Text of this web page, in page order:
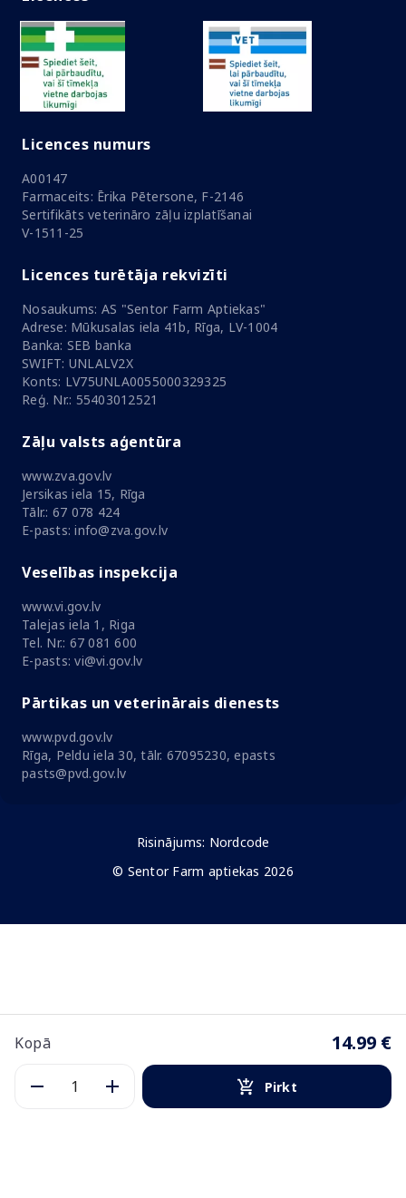
Kopā 14.99 €
Pirkt
Licences numurs
A00147
Farmaceits: Ērika Pētersone, F-2146
Sertifikāts veterināro zāļu izplatīšanai
V-1511-25
Licences turētāja rekvizīti
Nosaukums: AS "Sentor Farm Aptiekas"
Adrese: Mūkusalas iela 41b, Rīga, LV-1004
Banka: SEB banka
SWIFT: UNLALV2X
Konts: LV75UNLA0055000329325
Reģ. Nr.: 55403012521
Zāļu valsts aģentūra
www.zva.gov.lv
Jersikas iela 15, Rīga
Tālr.: 67 078 424
E-pasts: info@zva.gov.lv
Veselības inspekcija
www.vi.gov.lv
Talejas iela 1, Riga
Tel. Nr.: 67 081 600
E-pasts: vi@vi.gov.lv
Pārtikas un veterinārais dienests
www.pvd.gov.lv
Rīga, Peldu iela 30, tālr. 67095230, epasts
pasts@pvd.gov.lv
Risinājums: Nordcode
© Sentor Farm aptiekas 2026